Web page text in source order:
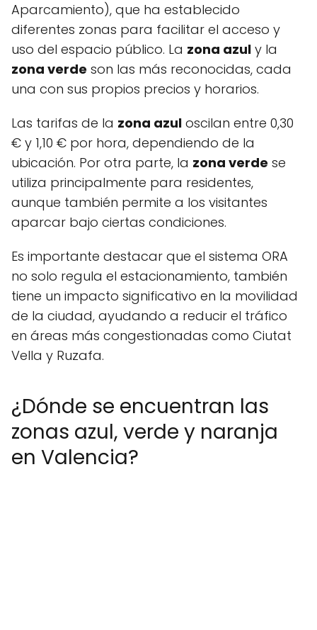
Aparcamiento), que ha establecido
diferentes zonas para facilitar el acceso y
uso del espacio público. La zona azul y la
zona verde son las más reconocidas, cada
una con sus propios precios y horarios.
Las tarifas de la zona azul oscilan entre 0,30
€ y 1,10 € por hora, dependiendo de la
ubicación. Por otra parte, la zona verde se
utiliza principalmente para residentes,
aunque también permite a los visitantes
aparcar bajo ciertas condiciones.
Es importante destacar que el sistema ORA
no solo regula el estacionamiento, también
tiene un impacto significativo en la movilidad
de la ciudad, ayudando a reducir el tráfico
en áreas más congestionadas como Ciutat
Vella y Ruzafa.
¿Dónde se encuentran las
zonas azul, verde y naranja
en Valencia?